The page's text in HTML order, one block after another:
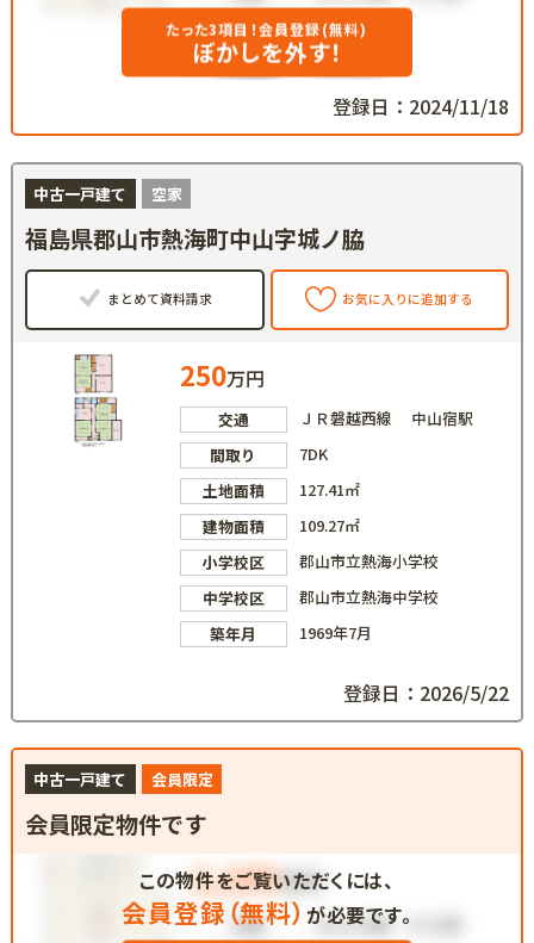
たった3項目！会員登録(無料)
ぼかしを外す！
登録日：2024/11/18
中古一戸建て 空家
福島県郡山市熱海町中山字城ノ脇
まとめて資料請求 お気に入りに追加する
250万円
交通
ＪＲ磐越西線 中山宿駅
間取り
7DK
土地面積
127.41㎡
建物面積
109.27㎡
小学校区
郡山市立熱海小学校
中学校区
郡山市立熱海中学校
築年月
1969年7月
登録日：2026/5/22
中古一戸建て 会員限定
会員限定物件です
この物件をご覧いただくには、
会員登録（無料） が必要です。